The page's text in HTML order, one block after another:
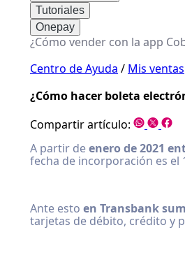
Tutoriales
Onepay
¿Cómo vender con la app
Centro de Ayuda / Mis ventas
¿Cómo hacer boleta
Compartir artículo:
A partir deenero de 2021
fecha de incorporación es el
Ante esto en Transbank
tarjetas de débito, crédito y